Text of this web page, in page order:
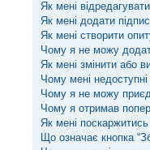
Як мені
Як мені додати
Як мені створити
Чому я не можу
Як мені змінити або
Чому мені
Чому я не можу
Чому я отримав
Як мені
Що означає кнопка